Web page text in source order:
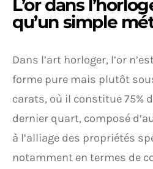
L’or dans
qu’un simple
Dans l’art horloger, l’or
forme pure mais plutôt
carats, où il constitue 75%
dernier quart, composé
à l’alliage des propriétés
notamment en termes de